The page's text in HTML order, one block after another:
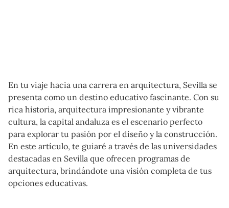
En tu viaje hacia una carrera en arquitectura, Sevilla se
presenta como un destino educativo fascinante. Con su
rica historia, arquitectura impresionante y vibrante
cultura, la capital andaluza es el escenario perfecto
para explorar tu pasión por el diseño y la construcción.
En este artículo, te guiaré a través de las universidades
destacadas en Sevilla que ofrecen programas de
arquitectura, brindándote una visión completa de tus
opciones educativas.